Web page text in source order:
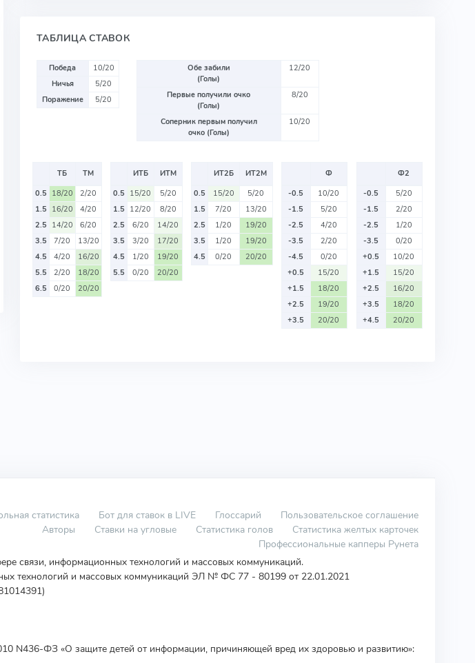
ТАБЛИЦА СТАВОК
Победа
10/20
Ничья
5/20
Поражение
5/20
Обе забили
(Голы)
12/20
Первые получили очко
(Голы)
8/20
Соперник первым получил
очко (Голы)
10/20
ТБ
ТМ
0.5 18/20
2/20
1.5 16/20
4/20
2.5 14/20
6/20
3.5
7/20
13/20
4.5
4/20
16/20
5.5
2/20
18/20
6.5
0/20 20/20
ИТБ
ИТМ
0.5 15/20
5/20
1.5 12/20
8/20
2.5
6/20
14/20
3.5
3/20
17/20
4.5
1/20
19/20
5.5
0/20 20/20
ИТ2Б
ИТ2М
0.5
15/20
5/20
1.5
7/20
13/20
2.5
1/20
19/20
3.5
1/20
19/20
4.5
0/20 20/20
Ф
-0.5
10/20
-1.5
5/20
-2.5
4/20
-3.5
2/20
-4.5
0/20
+0.5
15/20
+1.5
18/20
+2.5
19/20
+3.5
20/20
Ф2
-0.5
5/20
-1.5
2/20
-2.5
1/20
-3.5
0/20
+0.5
10/20
+1.5
15/20
+2.5
16/20
+3.5
18/20
+4.5
20/20
статистика Бот для ставок в LIVE Глоссарий
Пользовательское соглашение
Авторы
Ставки на угловые Статистика голов
Статистика желтых карточек
Профессиональные капперы Рунета
связи, информационных технологий и массовых коммуникаций.
технологий и массовых коммуникаций ЭЛ № ФС 77 - 80199 от 22.01.2021
N436-ФЗ «О защите детей от информации, причиняющей вред их здоровью и развитию»: